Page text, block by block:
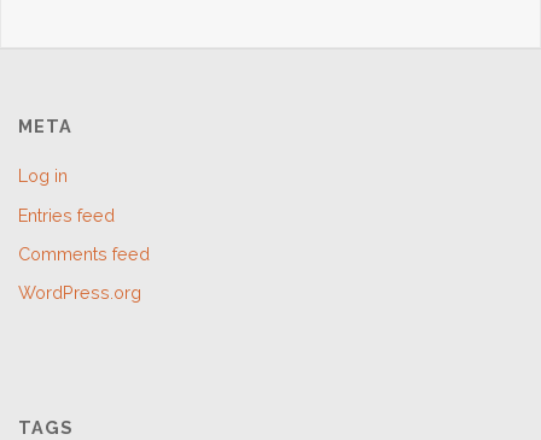
META
Log in
Entries feed
Comments feed
WordPress.org
TAGS